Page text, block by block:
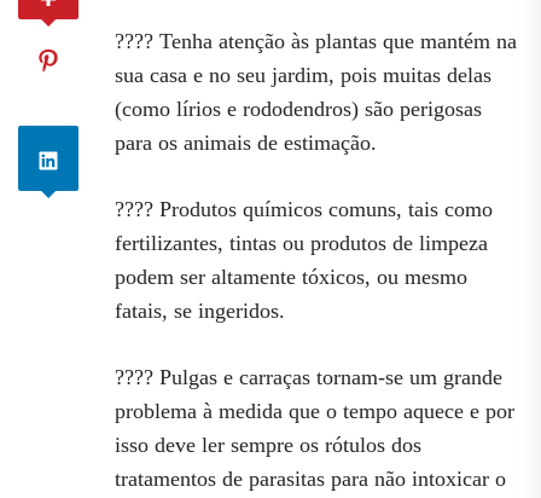
???? Tenha atenção às plantas que mantém na
sua casa e no seu jardim, pois muitas delas
(como lírios e rododendros) são perigosas
para os animais de estimação.
???? Produtos químicos comuns, tais como
fertilizantes, tintas ou produtos de limpeza
podem ser altamente tóxicos, ou mesmo
fatais, se ingeridos.
???? Pulgas e carraças tornam-se um grande
problema à medida que o tempo aquece e por
isso deve ler sempre os rótulos dos
tratamentos de parasitas para não intoxicar o